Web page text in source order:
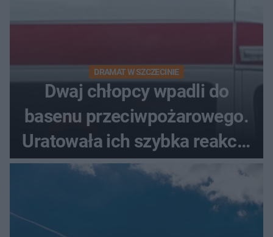
DRAMAT W SZCZECINIE
Dwaj chłopcy wpadli do
basenu przeciwpożarowego.
Uratowała ich szybka reakcja
świadków